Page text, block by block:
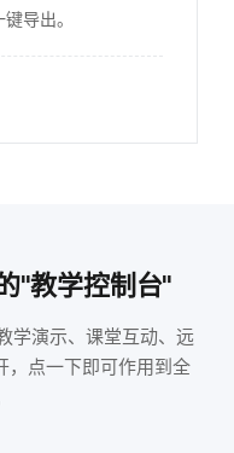
导出。
"教学控制台"
学演示、课堂互动、远
，点一下即可作用到全